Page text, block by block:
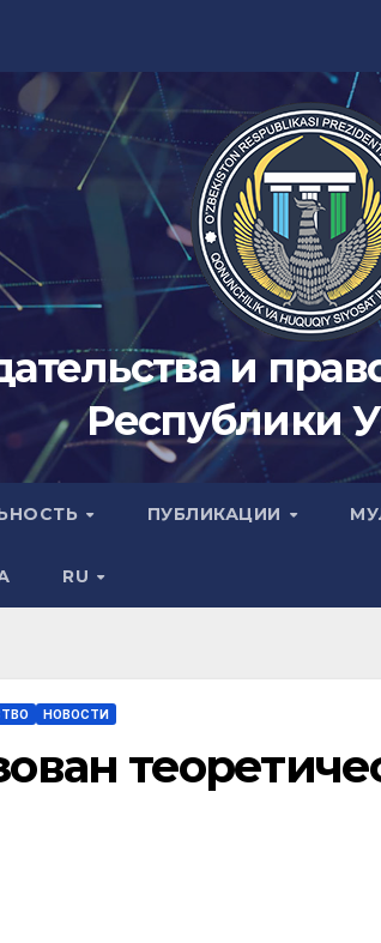
и
Республики
ПУБЛИКАЦИИ
RU
НОВОСТИ